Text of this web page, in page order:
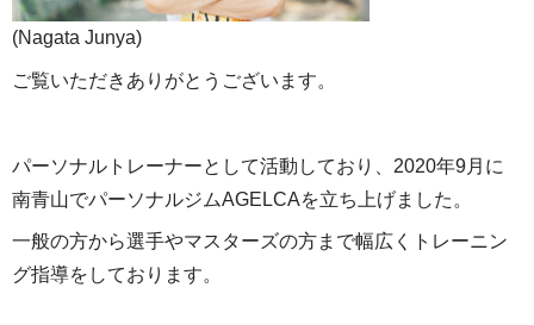
(Nagata Junya)
ご覧いただきありがとうございます。
パーソナルトレーナーとして活動しており、2020年9月に
南青山でパーソナルジムAGELCAを立ち上げました。
一般の方から選手やマスターズの方まで幅広くトレーニン
グ指導をしております。